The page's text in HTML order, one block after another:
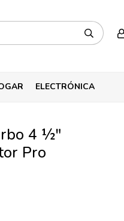
ELECTRÓNICA
4 ½"
Pro